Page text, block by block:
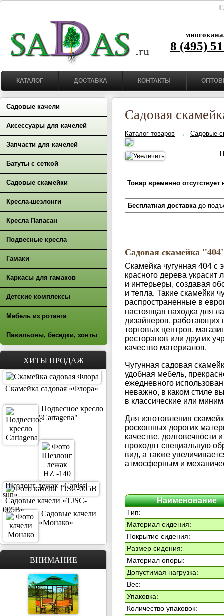
8 (495)
КАТАЛОГ ДОСТАВКА КОНТАКТЫ
Садовые качели
Аксессуары для качелей
Запчасти для качелей
Батуты с сеткой
Садовые скамейки
Кресла-шезлонги
Кресла Папасан
Подвесные кресла
Гамаки
Каркасы для гамаков
Детские комплексы
Мебель из ротанга
Павильоны, беседки, зонты
ХИТЫ ПРОДАЖ
Скамейка садовая «Флора»
Подвесное кресло
"Cartagena"
Шезлонг лежак «Capissi
sun»
Садовые качели «TJSC-
005B»
Садовые качели
«Монако»
ВНИМАНИЕ
Садовая
Каталог товаров → Садовые
Товар временно отсутствует
Бесплатная доставкадо
Садовая скамейка
Скамейка чугунная 404 с
красного дерева
и интерьеры, создавая
и тепла. Такие скамейки
распространенные в
настоящая находка для
дизайнеров,
торговых центров,
ресторанов или других
качество материалов.
Чугунная садовая
удобная мебель,
ежедневного
неважно, в каком стиле
в классические или
Для изготовления
роскошных дорогих
качестве, долговечности
проходят специальную
вид, а также
атмосферным и
Наименование
Тип:
Материал сидения:
Покрытие сидения:
Размер сидения:
Материал опоры:
Допустимая нагрузка:
Вес:
Упаковка:
Количество упаковок: